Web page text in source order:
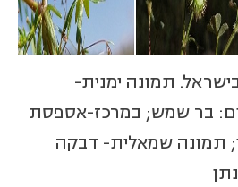
תמונה ימנית-
בר שמש; במרכז-אספסת
תמונה שמאלית- דבקה